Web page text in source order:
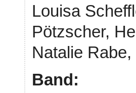
Louisa
Pötzscher,
Natalie
Band: